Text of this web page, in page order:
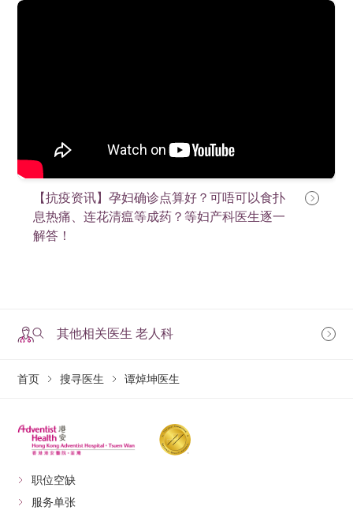
【抗疫资讯】孕妇确诊点算好？可唔可以食扑
息热痛、连花清瘟等成药？等妇产科医生逐一
解答！
其他相关医生 老人科
首页 搜寻医生 谭焯坤医生
职位空缺
服务单张